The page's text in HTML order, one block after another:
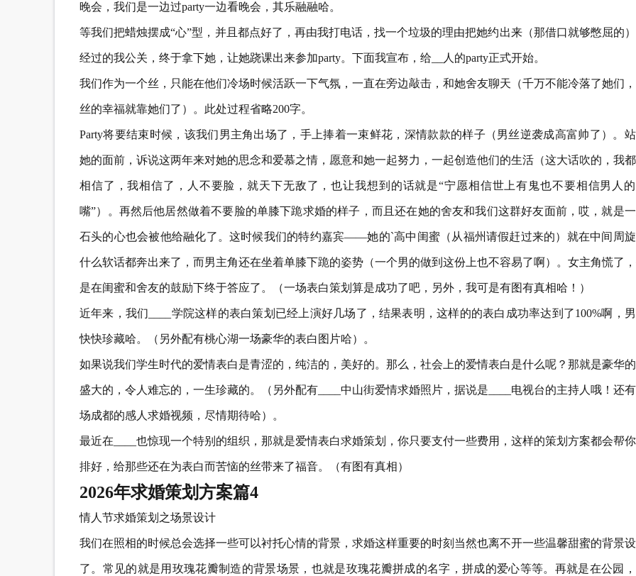
晚会，我们是一边过party一边看晚会，其乐融融哈。
等我们把蜡烛摆成“心”型，并且都点好了，再由我打电话，找一个垃圾的理由把她约出来（那借口就够憋屈的）
经过的我公关，终于拿下她，让她跷课出来参加party。下面我宣布，给__人的party正式开始。
我们作为一个丝，只能在他们冷场时候活跃一下气氛，一直在旁边敲击，和她舍友聊天（千万不能冷落了她们
丝的幸福就靠她们了）。此处过程省略200字。
Party将要结束时候，该我们男主角出场了，手上捧着一束鲜花，深情款款的样子（男丝逆袭成高富帅了）。
她的面前，诉说这两年来对她的思念和爱慕之情，愿意和她一起努力，一起创造他们的生活（这大话吹的，我
相信了，我相信了，人不要脸，就天下无敌了，也让我想到的话就是“宁愿相信世上有鬼也不要相信男人
嘴”）。再然后他居然做着不要脸的单膝下跪求婚的样子，而且还在她的舍友和我们这群好友面前，哎，就是
石头的心也会被他给融化了。这时候我们的特约嘉宾——她的`高中闺蜜（从福州请假赶过来的）就在中间周旋
什么软话都奔出来了，而男主角还在坐着单膝下跪的姿势（一个男的做到这份上也不容易了啊）。女主角慌了
是在闺蜜和舍友的鼓励下终于答应了。（一场表白策划算是成功了吧，另外，我可是有图有真相哈！）
近年来，我们____学院这样的表白策划已经上演好几场了，结果表明，这样的的表白成功率达到了100%啊，
快快珍藏哈。（另外配有桃心湖一场豪华的表白图片哈）。
如果说我们学生时代的爱情表白是青涩的，纯洁的，美好的。那么，社会上的爱情表白是什么呢？那就是豪华的
盛大的，令人难忘的，一生珍藏的。（另外配有____中山街爱情求婚照片，据说是____电视台的主持人哦！还
场成都的感人求婚视频，尽情期待哈）。
最近在____也惊现一个特别的组织，那就是爱情表白求婚策划，你只要支付一些费用，这样的策划方案都会帮
排好，给那些还在为表白而苦恼的丝带来了福音。（有图有真相）
2026年求婚策划方案篇4
情人节求婚策划之场景设计
我们在照相的时候总会选择一些可以衬托心情的背景，求婚这样重要的时刻当然也离不开一些温馨甜蜜的背景
了。常见的就是用玫瑰花瓣制造的背景场景，也就是玫瑰花瓣拼成的名字，拼成的爱心等等。再就是在公园